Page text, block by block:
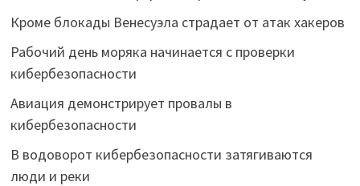
Кроме блокады Венесуэла страдает от атак хакеров
Рабочий день моряка начинается с проверки
кибербезопасности
Авиация демонстрирует провалы в
кибербезопасности
В водоворот кибербезопасности затягиваются
люди и реки